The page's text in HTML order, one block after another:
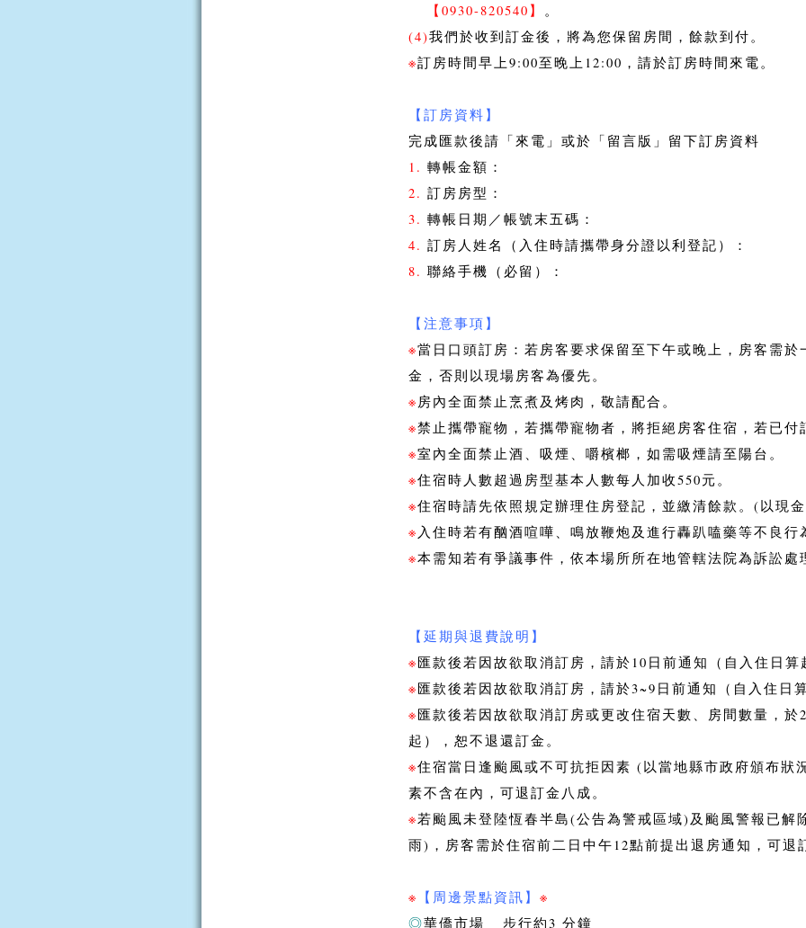
【0930-820540】
。
(4)我們於收到訂金後，將為您保留房間，餘款到付。
※訂房時間早上9:00至晚上12:00，請於訂房時間來電。
【訂房資料】
完成匯款後請「來電」或於「留言版」留下訂房資料
1. 轉帳金額：
2. 訂房房型：
3. 轉帳日期／帳號末五碼：
4. 訂房人姓名（入住時請攜帶身分證以利登記）：
8. 聯絡手機（必留）：
【注意事項】
※當日口頭訂房：若房客要求保留至下午或晚上，房客需
金，否則以現場房客為優先。
※ 房內全面禁止烹煮及烤肉，敬請配合。
※禁止攜帶寵物，若攜帶寵物者，將拒絕房客住宿，若已付
※室內全面禁止酒、吸煙、嚼檳榔，如需吸煙請至陽台。
※住宿時人數超過房型基本人數每人加收550元。
※住宿時請先依照規定辦理住房登記，並繳清餘款。(以現
※ 入住時若有酗酒喧嘩、鳴放鞭炮及進行轟趴嗑藥等不良
※本需知若有爭議事件，依本場所所在地管轄法院為訴訟處
【延期與退費說明】
※匯款後若因故欲取消訂房，請於10日前通知（自入住日
※匯款後若因故欲取消訂房，請於3~9日前通知（自入住日
※匯款後若因故欲取消訂房或更改住宿天數、房間數量，
起），恕不退還訂金。
※住宿當日逢颱風或不可抗拒因素 (以當地縣市政府頒布狀
素不含在內，可退訂金八成。
※若颱風未登陸恆春半島(公告為警戒區域)及颱風警報已解
雨)，房客需於住宿前二日中午12點前提出退房通知，可退
※ 【周邊景點資訊】 ※
◎華僑市場 步行約3 分鐘